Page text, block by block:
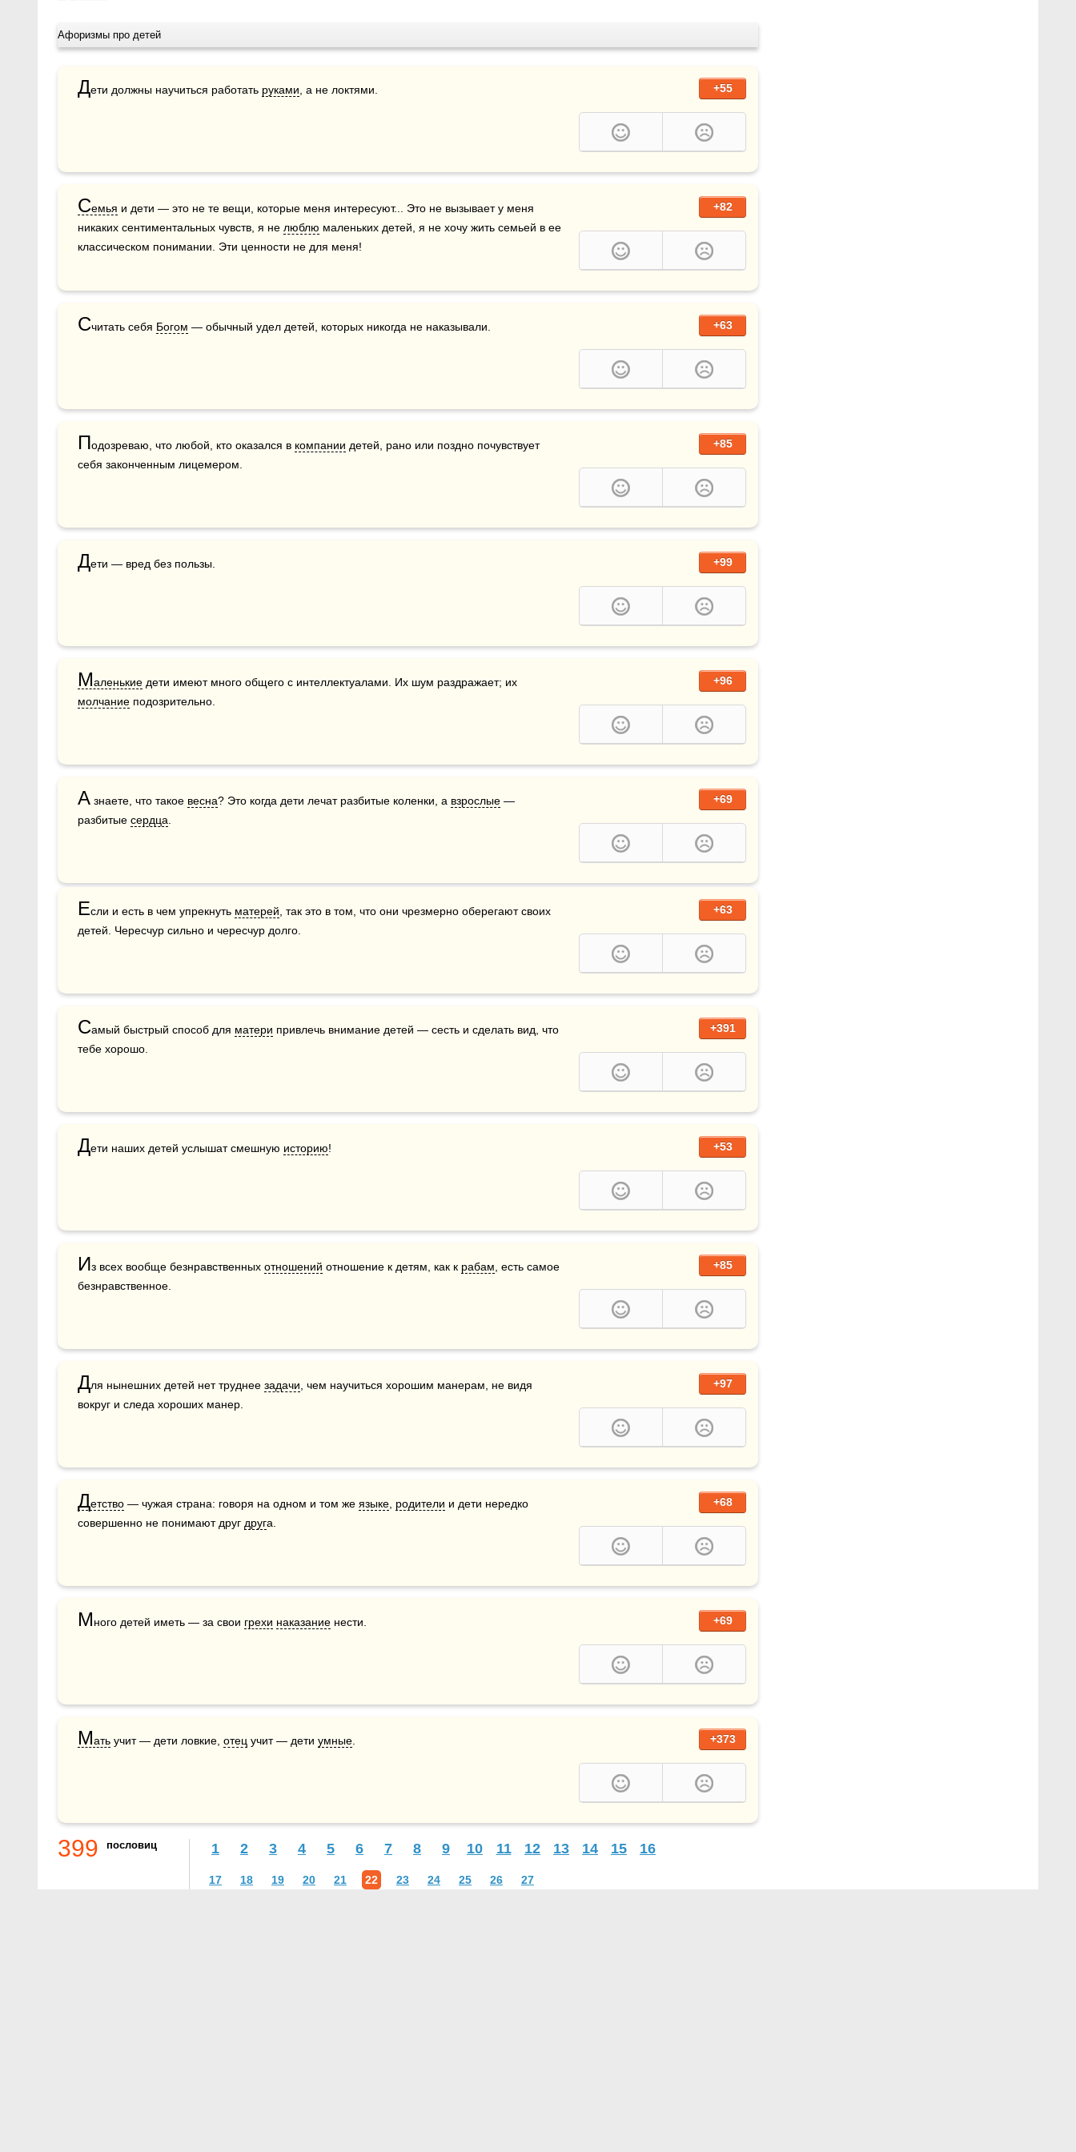
Афоризмы про детей
+55
Дети должны научиться работать руками , а не локтями.
+82
Семья и дети — это не те вещи, которые меня интересуют... Это не вызывает у меня
никаких сентиментальных чувств, я не люблю маленьких детей, я не хочу жить семьей в ее
классическом понимании. Эти ценности не для меня!
+63
Считать себя Богом — обычный удел детей, которых никогда не наказывали.
+85
Подозреваю, что любой, кто оказался в компании детей, рано или поздно почувствует
себя законченным лицемером.
+99
Дети — вред без пользы.
+96
Маленькие
молчание подозрительно.
+69
А знаете, что такое весна? Это когда дети лечат разбитые коленки, а взрослые —
разбитые сердца
+63
Если и есть в чем упрекнуть матерей , так это в том, что они чрезмерно оберегают своих
детей. Чересчур сильно и чересчур долго.
+391
Самый быстрый способ для матери привлечь внимание детей — сесть и сделать вид, что
тебе хорошо.
+53
Дети наших детей услышат смешную историю!
+85
Из всех вообще безнравственных отношений отношение к детям, как к рабам , есть самое
безнравственное.
+97
Для нынешних детей нет труднее задачи , чем научиться хорошим манерам, не видя
вокруг и следа хороших манер.
+68
Детство — чужая страна: говоря на одном и том же языке родители и дети нередко
совершенно не понимают друг друга.
+69
Много детей иметь — за свои грехи наказание нести.
+373
Мать учит — дети ловкие, отец учит — дети умные
399 пословиц 1 2 3 4 5 6 7 8 9 10 11 12 13 14 15 16
17 18 19 20 21 22 23 24 25 26 27